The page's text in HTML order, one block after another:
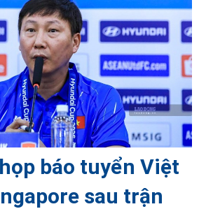
báo tuyển Việt
sau trận